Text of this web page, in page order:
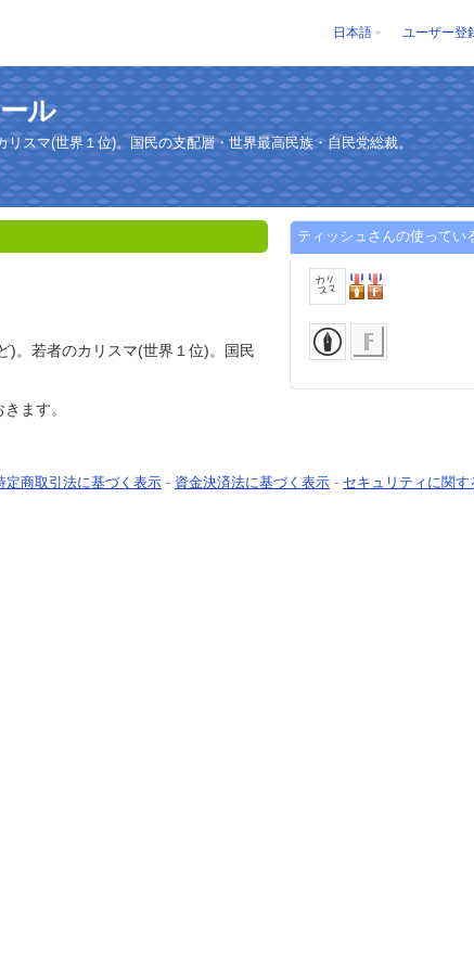
日本語 ユーザー登
ル
スマ(世界１位)。国民の支配層・世界最高民族・自民党総裁。
)。若者のカリスマ(世界１位)。国民
ます。
ティッシュさんの使ってい
定商取引法に基づく表示 - 資金決済法に基づく表示 - セキュリティに関